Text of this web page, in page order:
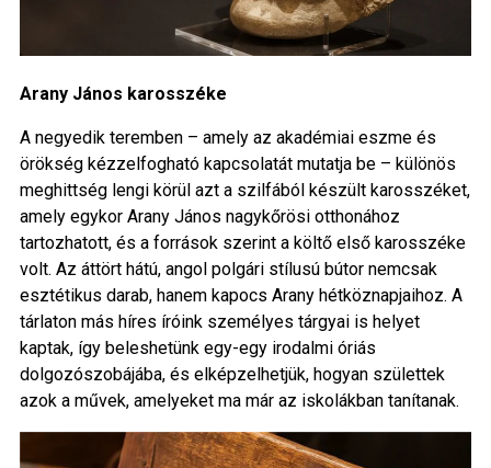
Arany János karosszéke
A negyedik teremben – amely az akadémiai eszme és
örökség kézzelfogható kapcsolatát mutatja be – különös
meghittség lengi körül azt a szilfából készült karosszéket,
amely egykor Arany János nagykőrösi otthonához
tartozhatott, és a források szerint a költő első karosszéke
volt. Az áttört hátú, angol polgári stílusú bútor nemcsak
esztétikus darab, hanem kapocs Arany hétköznapjaihoz. A
tárlaton más híres íróink személyes tárgyai is helyet
kaptak, így beleshetünk egy-egy irodalmi óriás
dolgozószobájába, és elképzelhetjük, hogyan születtek
azok a művek, amelyeket ma már az iskolákban tanítanak.